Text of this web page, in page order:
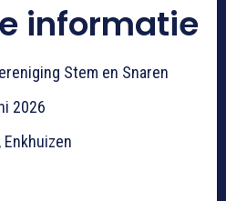
informatie
Stem en Snaren
2026